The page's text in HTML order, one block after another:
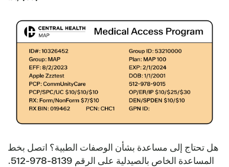
هل تحتاج إلى مساعدة بشأن الوصفات الطبية؟ اتصل بخط
المساعدة الخاص بالصيدلية على الرقم 8139-978-512.